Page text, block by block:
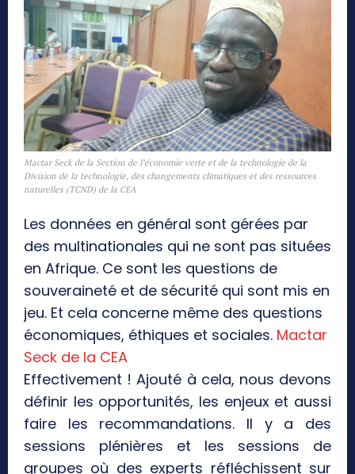
Mactar Seck de la Section de l’économie verte et de la technologie de la
Division de la technologie, des changements climatiques et des ressources
naturelles (TCND) de la CEA
Les données en général sont gérées par
des multinationales qui ne sont pas situées
en Afrique. Ce sont les questions de
souveraineté et de sécurité qui sont mis en
jeu. Et cela concerne même des questions
économiques, éthiques et sociales. Mactar
Seck de la CEA
Effectivement ! Ajouté à cela, nous devons
définir les opportunités, les enjeux et aussi
faire les recommandations. Il y a des
sessions plénières et les sessions de
groupes où des experts réfléchissent sur